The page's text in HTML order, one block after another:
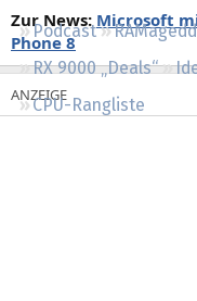
Podcast
RX 9000 „Deals“
CPU-Rangliste
Zur News: Microsoft
Phone 8